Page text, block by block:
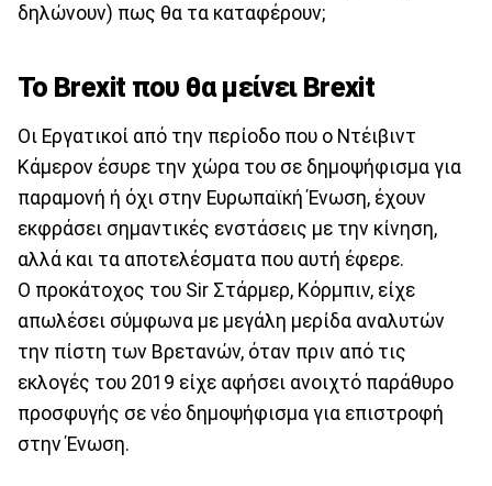
δηλώνουν) πως θα τα καταφέρουν;
Το Brexit που θα μείνει Brexit
Οι Εργατικοί από την περίοδο που ο Ντέιβιντ
Κάμερον έσυρε την χώρα του σε δημοψήφισμα για
παραμονή ή όχι στην Ευρωπαϊκή Ένωση, έχουν
εκφράσει σημαντικές ενστάσεις με την κίνηση,
αλλά και τα αποτελέσματα που αυτή έφερε.
Ο προκάτοχος του Sir Στάρμερ, Κόρμπιν, είχε
απωλέσει σύμφωνα με μεγάλη μερίδα αναλυτών
την πίστη των Βρετανών, όταν πριν από τις
εκλογές του 2019 είχε αφήσει ανοιχτό παράθυρο
προσφυγής σε νέο δημοψήφισμα για επιστροφή
στην Ένωση.